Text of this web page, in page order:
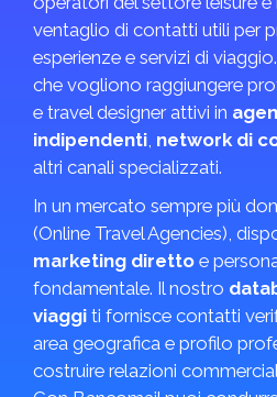
ventaglio di contatti utili per
esperienze e servizi di
che vogliono raggiungere
e travel designer attivi in
indipendenti, network di
altri canali specializzati.
In un mercato sempre più
(Online Travel Agencies),
marketing diretto e
fondamentale. Il nostro
viaggi ti fornisce contatti
area geografica e profilo
costruire relazioni